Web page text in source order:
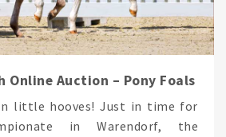
Online Auction – Pony Foals
little hooves! Just in time for
in Warendorf, the